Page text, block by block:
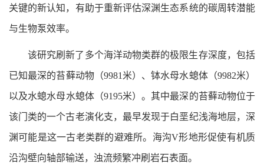
关键的新认知，有助于重新评估深渊生态系统的碳周转潜能
与生物泵效率。
该研究刷新了多个海洋动物类群的极限生存深度，包括
已知最深的苔藓动物（9981米）、钵水母水螅体（9982米）
以及水螅水母水螅体（9195米）。其中最深的苔藓动物位于
该门类的一个古老演化支，最早发现于白垩纪浅海地层，深
渊可能是这一古老类群的避难所。海沟V形地形促使有机质
沿沟壁向轴部输送，浊流频繁冲刷岩石表面。